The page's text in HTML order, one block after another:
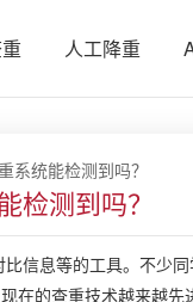
人工降重
系统能检测到吗？
检测到吗？
信息等的工具。不少同
在的查重技术越来越